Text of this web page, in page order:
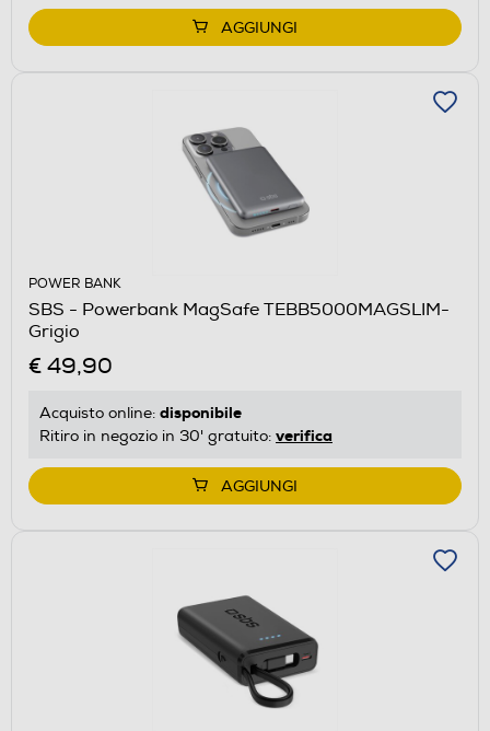
AGGIUNGI
POWER BANK
SBS - Powerbank MagSafe TEBB5000MAGSLIM-
Grigio
€ 49,90
Acquisto online: disponibile
Ritiro in negozio in 30' gratuito: verifica
AGGIUNGI